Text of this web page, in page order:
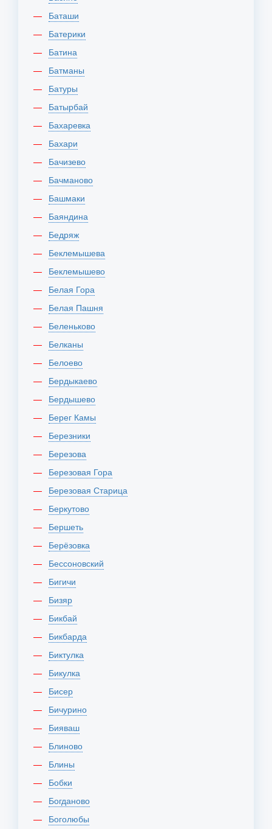
Баташи
Батерики
Батина
Батманы
Батуры
Батырбай
Бахаревка
Бахари
Бачизево
Бачманово
Башмаки
Баяндина
Бедряж
Беклемышева
Беклемышево
Белая Гора
Белая Пашня
Беленьково
Белканы
Белоево
Бердыкаево
Бердышево
Берег Камы
Березники
Березова
Березовая Гора
Березовая Старица
Беркутово
Бершеть
Берёзовка
Бессоновский
Бигичи
Бизяр
Бикбай
Бикбарда
Биктулка
Бикулка
Бисер
Бичурино
Бияваш
Блиново
Блины
Бобки
Богданово
Боголюбы